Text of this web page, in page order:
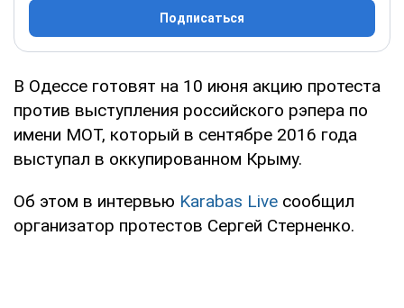
Подписаться
В Одессе готовят на 10 июня акцию протеста
против выступления российского рэпера по
имени МОТ, который в сентябре 2016 года
выступал в оккупированном Крыму.
Об этом в интервью Karabas Live сообщил
организатор протестов Сергей Стерненко.